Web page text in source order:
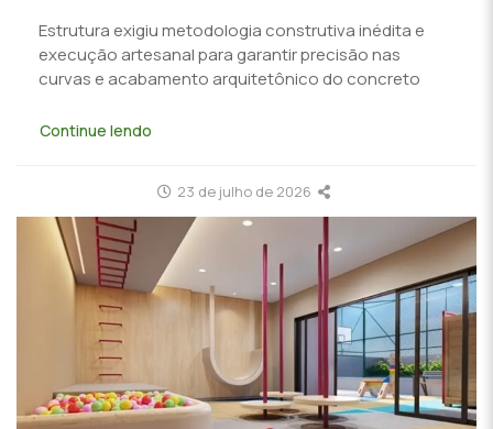
Estrutura exigiu metodologia construtiva inédita e
execução artesanal para garantir precisão nas
curvas e acabamento arquitetônico do concreto
Continue lendo
23 de julho de 2026